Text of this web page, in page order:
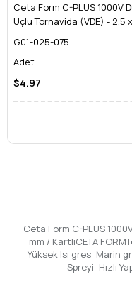
Ceta Form C-PLUS 1000V
Uçlu Tornavida (VDE) - 2,5
G01-025-075
Adet
$4.97
Ceta Form C-PLUS
mm / KartlıCETA
Yüksek Isı gres, Marin
Spreyi, Hızlı